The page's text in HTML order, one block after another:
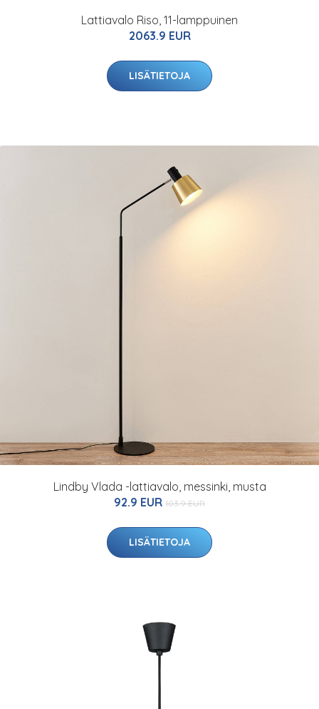
Lattiavalo Riso, 11-lamppuinen
2063.9 EUR
LISÄTIETOJA
Lindby Vlada -lattiavalo, messinki, musta
92.9 EUR 103.9 EUR
LISÄTIETOJA